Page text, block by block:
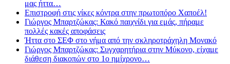
μας ήττα…
Επιστροφή στις νίκες κόντρα στην πρωτοπόρο Χαποέλ!
Γιώργος Μπαρτζώκας: Κακό παιχνίδι για εμάς, πήραμε
πολλές κακές αποφάσεις
Ήττα στο ΣΕΦ στο νήμα από την σκληροτράχηλη Μονακό
Γιώργος Μπαρτζώκας: Συγχαρητήρια στην Μύκονο, είχαμε
διάθεση διακοπών στο 1ο ημίχρονο…